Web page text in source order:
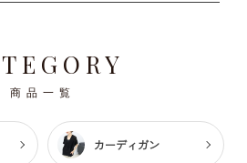
商品一覧
カーディガン